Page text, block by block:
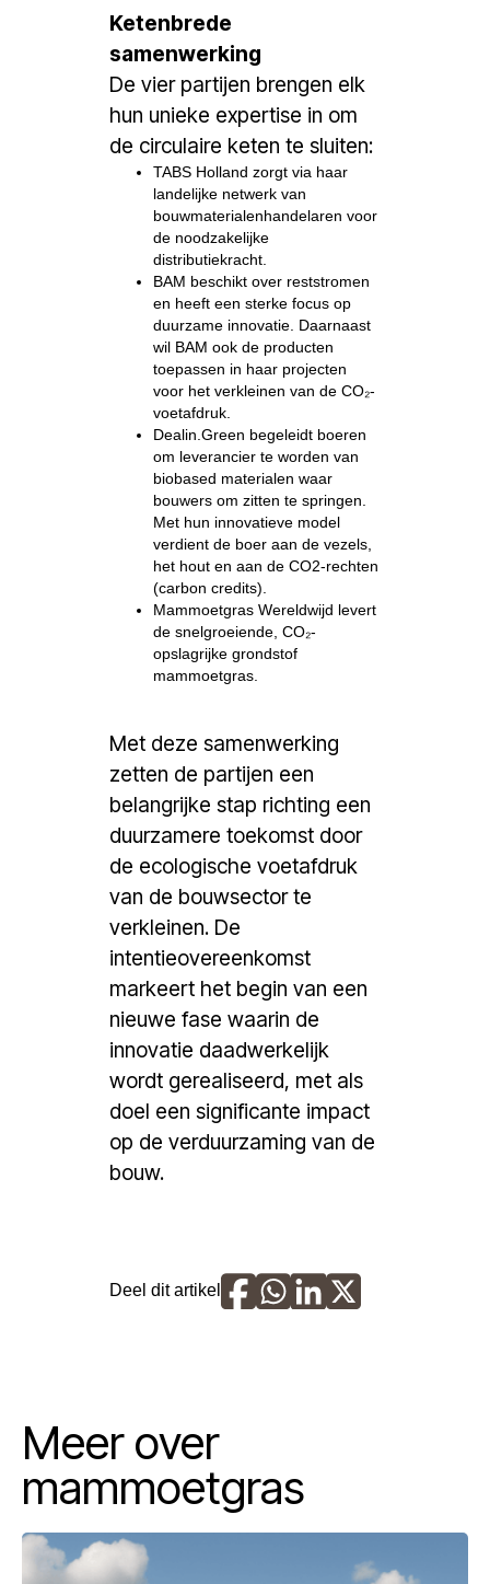
Ketenbrede
samenwerking
De vier partijen brengen elk
hun unieke expertise in om
de circulaire keten te sluiten:
TABS Holland zorgt via haar
landelijke netwerk van
bouwmaterialenhandelaren voor
de noodzakelijke
distributiekracht.
BAM beschikt over reststromen
en heeft een sterke focus op
duurzame innovatie. Daarnaast
wil BAM ook de producten
toepassen in haar projecten
voor het verkleinen van de CO₂-
voetafdruk.
Dealin.Green begeleidt boeren
om leverancier te worden van
biobased materialen waar
bouwers om zitten te springen.
Met hun innovatieve model
verdient de boer aan de vezels,
het hout en aan de CO2-rechten
(carbon credits).
Mammoetgras Wereldwijd levert
de snelgroeiende, CO₂-
opslagrijke grondstof
mammoetgras.
Met deze samenwerking
zetten de partijen een
belangrijke stap richting een
duurzamere toekomst door
de ecologische voetafdruk
van de bouwsector te
verkleinen. De
intentieovereenkomst
markeert het begin van een
nieuwe fase waarin de
innovatie daadwerkelijk
wordt gerealiseerd, met als
doel een significante impact
op de verduurzaming van de
bouw.
Deel dit artikel
Meer over
mammoetgras